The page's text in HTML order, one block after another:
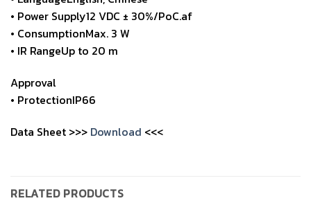
• Power Supply12 VDC ± 30%/PoC.af
• ConsumptionMax. 3 W
• IR RangeUp to 20 m
Approval
• ProtectionIP66
Data Sheet >>> Download <<<
RELATED PRODUCTS